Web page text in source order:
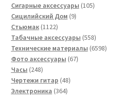
товаров
Сигарные аксессуары 105105
Сицилийский Дом 99
Стьюмак 11221122
товара
Табачные аксессуары 558558
товаров
Технические материалы 65986598
Фото аксессуары 6767
Часы 248248
товаров
Чертежи гитар 4848
Электроника 364364